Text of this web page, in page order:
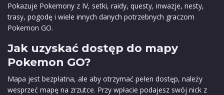
Pokazuje Pokemony z IV, setki, raidy, questy, inwazje, nesty,
trasy, pogodę i wiele innych danych potrzebnych graczom
Pokemon GO.
Jak uzyskać dostęp do mapy
Pokemon GO?
Mapa jest bezpłatna, ale aby otrzymać pełen dostęp, należy
wesprzeć mapę na zrzutce. Przy wpłacie podajesz swój nick z